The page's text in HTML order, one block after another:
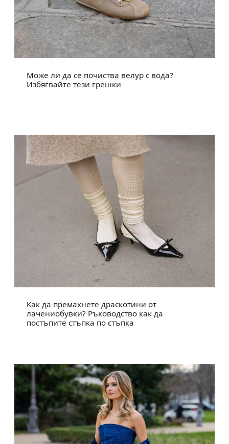
Може ли да се почиства велур с вода?
Избягвайте тези грешки
Как да премахнете драскотини от
лачениобувки? Ръководство как да
постъпите стъпка по стъпка